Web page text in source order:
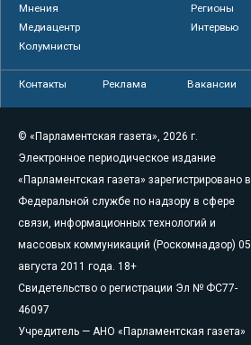
Мнения
Регионы
Медиацентр
Интервью
Колумнисты
Контакты Реклама Вакансии
© «Парламентская газета», 2026 г.
Электронное периодическое издание
«Парламентская газета» зарегистрировано в
Федеральной службе по надзору в сфере
связи, информационных технологий и
массовых коммуникаций (Роскомнадзор) 05
августа 2011 года. 18+
Свидетельство о регистрации Эл № ФС77-
46097
Учредитель — АНО «Парламентская газета»